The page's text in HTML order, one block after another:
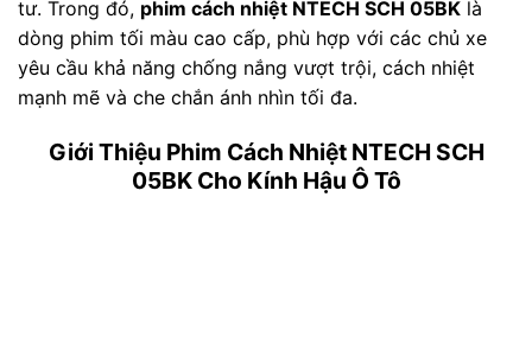
tư. Trong đó, phim cách nhiệt NTECH SCH 05BK là
dòng phim tối màu cao cấp, phù hợp với các chủ xe
yêu cầu khả năng chống nắng vượt trội, cách nhiệt
mạnh mẽ và che chắn ánh nhìn tối đa.
Giới Thiệu Phim Cách Nhiệt NTECH SCH
05BK Cho Kính Hậu Ô Tô